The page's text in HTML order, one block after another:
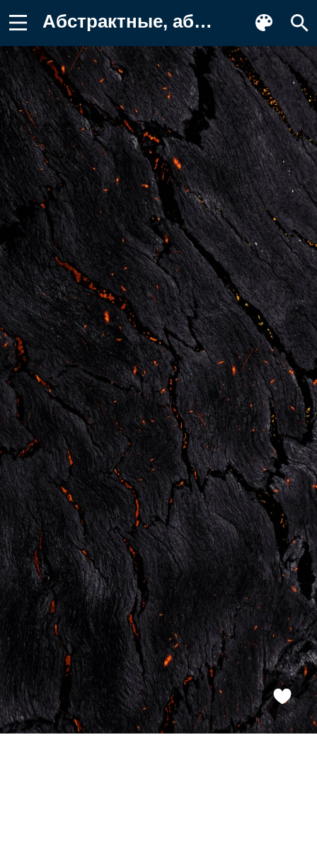
Абстрактные, абстракция, деревянный Картинка для телефона